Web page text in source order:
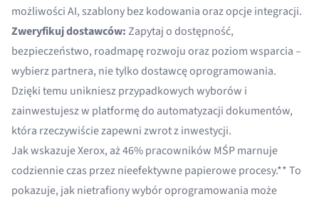
możliwości AI, szablony bez kodowania oraz opcje integracji.
Zweryfikuj dostawców:Zapytaj o dostępność,
bezpieczeństwo, roadmapę rozwoju oraz poziom wsparcia –
wybierz partnera, nie tylko dostawcę oprogramowania.
Dzięki temu unikniesz przypadkowych wyborów i
zainwestujesz w platformę do automatyzacji dokumentów,
która rzeczywiście zapewni zwrot z inwestycji.
Jak wskazujeXerox, aż 46% pracowników MŚP marnuje
codziennie czas przez nieefektywne papierowe procesy.** To
pokazuje, jak nietrafiony wybór oprogramowania może